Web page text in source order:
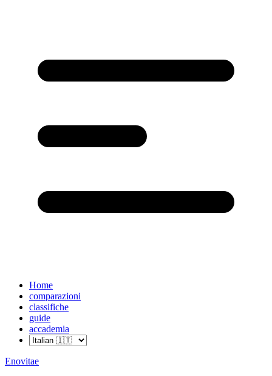
Home
comparazioni
classifiche
guide
accademia
Enovitae